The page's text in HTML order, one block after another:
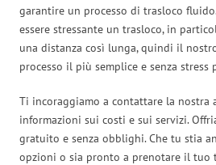
garantire un processo di trasloco
essere stressante un trasloco, in
una distanza così lunga, quindi il
processo il più semplice e senza stress
Ti incoraggiamo a contattare la nostra
informazioni sui costi e sui servizi.
gratuito e senza obblighi. Che tu stia
opzioni o sia pronto a prenotare il tuo